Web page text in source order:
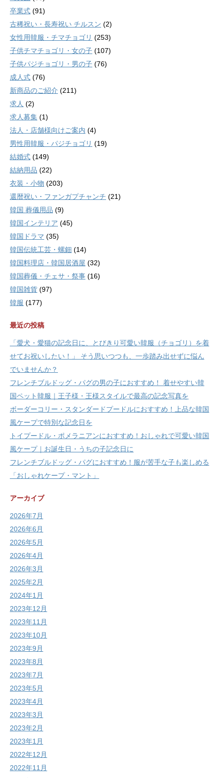
卒業式 (91)
古稀祝い・長寿祝い チルスン (2)
女性用韓服・チマチョゴリ (253)
子供チマチョゴリ・女の子 (107)
子供パジチョゴリ・男の子 (76)
成人式 (76)
新商品のご紹介 (211)
求人 (2)
求人募集 (1)
法人・店舗様向けご案内 (4)
男性用韓服・パジチョゴリ (19)
結婚式 (149)
結納用品 (22)
衣装・小物 (203)
還暦祝い・ファンガプチャンチ (21)
韓国 葬儀用品 (9)
韓国インテリア (45)
韓国ドラマ (35)
韓国伝統工芸・螺鈿 (14)
韓国料理店・韓国居酒屋 (32)
韓国葬儀・チェサ・祭事 (16)
韓国雑貨 (97)
韓服 (177)
最近の投稿
「愛犬・愛猫の記念日に、とびきり可愛い韓服（チョゴリ）を着
せてお祝いしたい！」 そう思いつつも、一歩踏み出せずに悩ん
でいませんか？
フレンチブルドッグ・パグの男の子におすすめ！ 着せやすい韓
国ペット韓服｜王子様・王様スタイルで最高の記念写真を
ボーダーコリー・スタンダードプードルにおすすめ！上品な韓国
風ケープで特別な記念日を
トイプードル・ポメラニアンにおすすめ！おしゃれで可愛い韓国
風ケープ｜お誕生日・うちの子記念日に
フレンチブルドッグ・パグにおすすめ！服が苦手な子も楽しめる
「おしゃれケープ・マント」
アーカイブ
2026年7月
2026年6月
2026年5月
2026年4月
2026年3月
2025年2月
2024年1月
2023年12月
2023年11月
2023年10月
2023年9月
2023年8月
2023年7月
2023年5月
2023年4月
2023年3月
2023年2月
2023年1月
2022年12月
2022年11月